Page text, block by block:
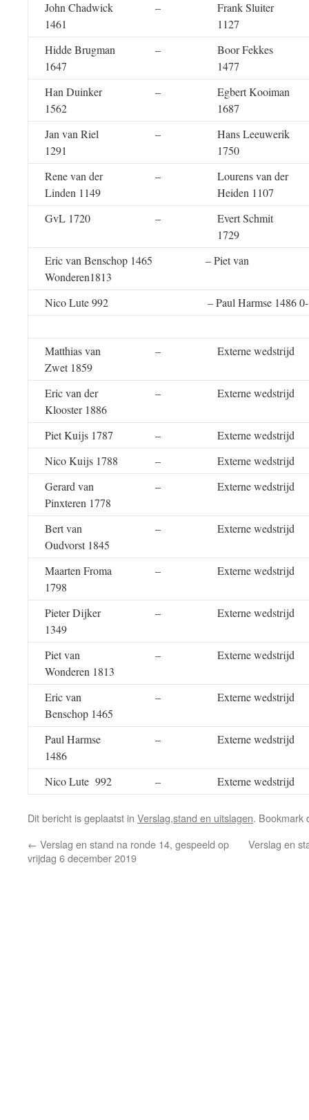
John Chadwick
1461
–
Frank Sluiter
1127
Hidde Brugman
1647
–
Boor Fekkes
1477
Han Duinker
1562
–
Egbert Kooiman
1687
Jan van Riel
1291
–
Hans Leeuwerik
1750
Rene van der
Linden 1149
–
Lourens van der
Heiden 1107
GvL 1720
–
Evert Schmit
1729
Eric van Benschop 1465 – Piet van
Wonderen1813
Nico Lute 992 – Paul Harmse 1486 0-
Matthias van
Zwet 1859
– Externe wedstrijd
Eric van der
Klooster 1886
– Externe wedstrijd
Piet Kuijs 1787 –
Externe wedstrijd
Nico Kuijs 1788
–
Externe wedstrijd
Gerard van
Pinxteren 1778
– Externe wedstrijd
Bert van
Oudvorst 1845
– Externe wedstrijd
Maarten Froma
1798
– Externe wedstrijd
Pieter Dijker
1349
– Externe wedstrijd
Piet van
Wonderen 1813
– Externe wedstrijd
Eric van
Benschop 1465
– Externe wedstrijd
Paul Harmse
1486
– Externe wedstrijd
Nico Lute 992 – Externe wedstrijd
Dit bericht is geplaatst in Verslag,stand en uitslagen. Bookmark
← Verslag en stand na ronde 14, gespeeld op
vrijdag 6 december 2019
Verslag en